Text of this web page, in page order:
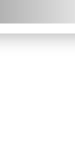
techniques,